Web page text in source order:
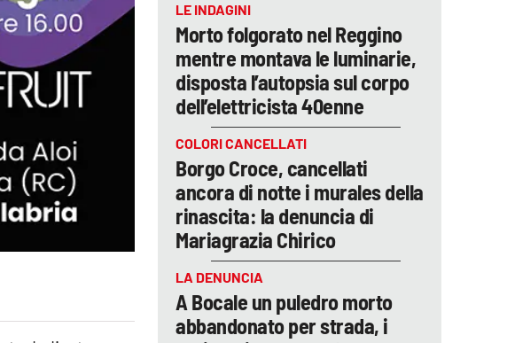
LE INDAGINI
Morto folgorato nel Reggino
mentre montava le luminarie,
disposta l’autopsia sul corpo
dell’elettricista 40enne
COLORI CANCELLATI
Borgo Croce, cancellati
ancora di notte i murales della
rinascita: la denuncia di
Mariagrazia Chirico
LA DENUNCIA
A Bocale un puledro morto
abbandonato per strada, i